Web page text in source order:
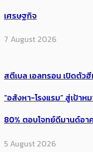
เศรษฐกิจ
7 August 2026
สตีเบล เอลทรอน เปิดตัว
“อสังหา-โรงแรม” สู่เป้า
80% ตอบโจทย์ดีมานด์อา
5 August 2026